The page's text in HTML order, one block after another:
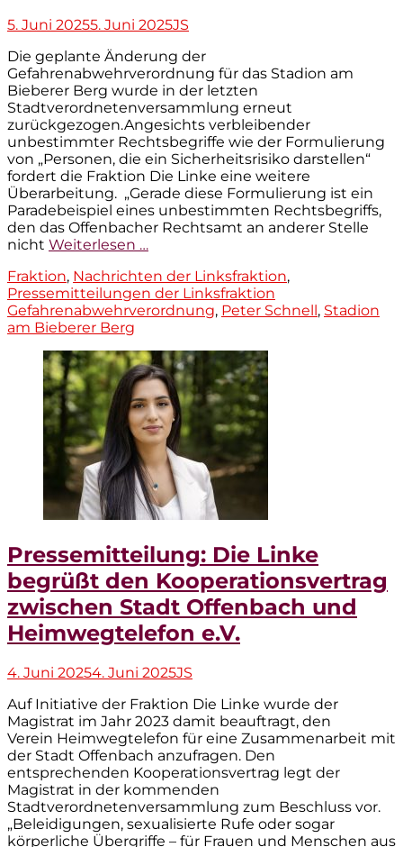
Veröffentlicht
5. Juni 20255. Juni 2025Autor
JS
Die geplante Änderung der
Gefahrenabwehrverordnung für das Stadion am
Bieberer Berg wurde in der letzten
Stadtverordnetenversammlung erneut
zurückgezogen.Angesichts verbleibender
unbestimmter Rechtsbegriffe wie der Formulierung
von „Personen, die ein Sicherheitsrisiko darstellen“
fordert die Fraktion Die Linke eine weitere
Überarbeitung. „Gerade diese Formulierung ist ein
Paradebeispiel eines unbestimmten Rechtsbegriffs,
den das Offenbacher Rechtsamt an anderer Stelle
nicht Weiterlesen …
Kategorien
Fraktion, Nachrichten der Linksfraktion,
Pressemitteilungen der Linksfraktion
Gefahrenabwehrverordnung, Peter Schnell, Stadion
am Bieberer Berg
Pressemitteilung: Die Linke
begrüßt den Kooperationsvertrag
zwischen Stadt Offenbach und
Heimwegtelefon e.V.
Veröffentlicht
4. Juni 20254. Juni 2025Autor
JS
Auf Initiative der Fraktion Die Linke wurde der
Magistrat im Jahr 2023 damit beauftragt, den
Verein Heimwegtelefon für eine Zusammenarbeit mit
der Stadt Offenbach anzufragen. Den
entsprechenden Kooperationsvertrag legt der
Magistrat in der kommenden
Stadtverordnetenversammlung zum Beschluss vor.
„Beleidigungen, sexualisierte Rufe oder sogar
körperliche Übergriffe – für Frauen und Menschen aus